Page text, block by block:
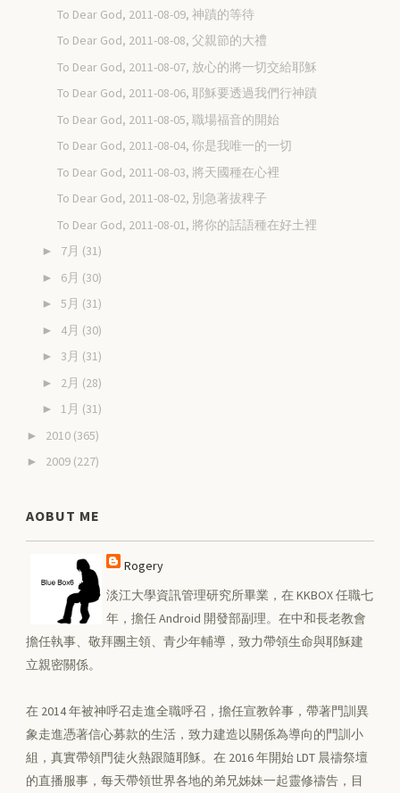
To Dear God, 2011-08-09, 神蹟的等待
To Dear God, 2011-08-08, 父親節的大禮
To Dear God, 2011-08-07, 放心的將一切交給耶穌
To Dear God, 2011-08-06, 耶穌要透過我們行神蹟
To Dear God, 2011-08-05, 職場福音的開始
To Dear God, 2011-08-04, 你是我唯一的一切
To Dear God, 2011-08-03, 將天國種在心裡
To Dear God, 2011-08-02, 別急著拔稗子
To Dear God, 2011-08-01, 將你的話語種在好土裡
► 7月 (31)
► 6月 (30)
► 5月 (31)
► 4月 (30)
► 3月 (31)
► 2月 (28)
► 1月 (31)
► 2010 (365)
► 2009 (227)
AOBUT ME
Rogery
淡江大學資訊管理研究所畢業，在 KKBOX 任職七
年，擔任 Android 開發部副理。在中和長老教會
擔任執事、敬拜團主領、青少年輔導，致力帶領生命與耶穌建
立親密關係。
在 2014 年被神呼召走進全職呼召，擔任宣教幹事，帶著門訓異
象走進憑著信心募款的生活，致力建造以關係為導向的門訓小
組，真實帶領門徒火熱跟隨耶穌。在 2016 年開始 LDT 晨禱祭壇
的直播服事，每天帶領世界各地的弟兄姊妹一起靈修禱告，目